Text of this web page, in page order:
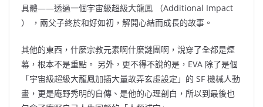
具體——透過一個宇宙級超級大龍鳳 （Additional Impact
）
，兩父子終於和好如初，解開心結而成長的故事。
其他的東西，什麼宗教元素啊什麼謎團啊，說穿了全都是煙
幕，根本不是重點。 另外，更不得不說的是， EVA 除了是個
「宇宙級超級大龍鳳加插大量故弄玄虛設定」的 SF 機械人動
畫，更是庵野秀明的自傳、是他的心理剖白，所以到最後也